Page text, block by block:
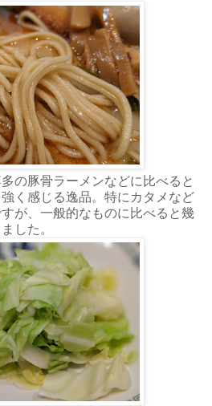
の豚骨ラーメンなどに比べると
く感じる逸品。特にカタメなど
が、一般的なものに比べると幾
した。